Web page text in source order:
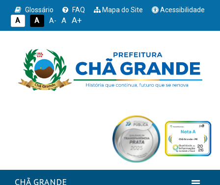
Glossário FAQ Mapa do Site
Acessibilidade
A
A A- A A+
CHÃ GRANDE